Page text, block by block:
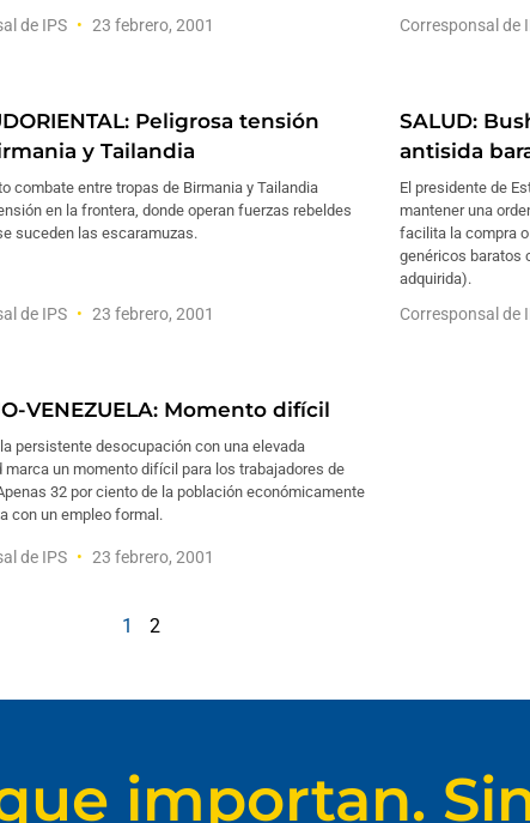
de IPS 23 febrero, 2001 Corresponsal de
Peligrosa tensión
y Tailandia
combate entre tropas de Birmania y Tailandia
en la frontera, donde operan fuerzas rebeldes
suceden las escaramuzas.
de IPS 23 febrero, 2001
SALUD:
antisida
El presidente de
mantener una
facilita la compra
genéricos baratos
adquirida).
Corresponsal de
VENEZUELA: Momento difícil
persistente desocupación con una elevada
marca un momento difícil para los trabajadores de
32 por ciento de la población económicamente
con un empleo formal.
de IPS 23 febrero, 2001
1 2
importan.